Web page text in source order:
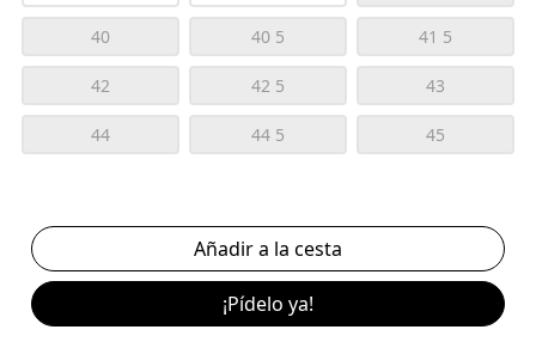
40 40 5 41 5
42 42 5 43
44 44 5 45
¡Pídelo ya!